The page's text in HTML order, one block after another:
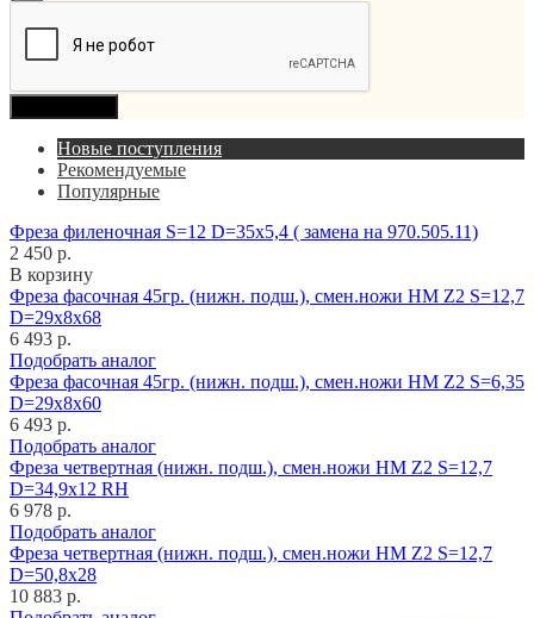
Новые поступления
Рекомендуемые
Популярные
Фреза филеночная S=12 D=35x5,4 ( замена на 970.505.11)
2 450 р.
В корзину
Фреза фасочная 45гр. (нижн. подш.), смен.ножи HM Z2 S=12,7
D=29x8x68
6 493 р.
Подобрать аналог
Фреза фасочная 45гр. (нижн. подш.), смен.ножи HM Z2 S=6,35
D=29x8x60
6 493 р.
Подобрать аналог
Фреза четвертная (нижн. подш.), смен.ножи HM Z2 S=12,7
D=34,9x12 RH
6 978 р.
Подобрать аналог
Фреза четвертная (нижн. подш.), смен.ножи HM Z2 S=12,7
D=50,8x28
10 883 р.